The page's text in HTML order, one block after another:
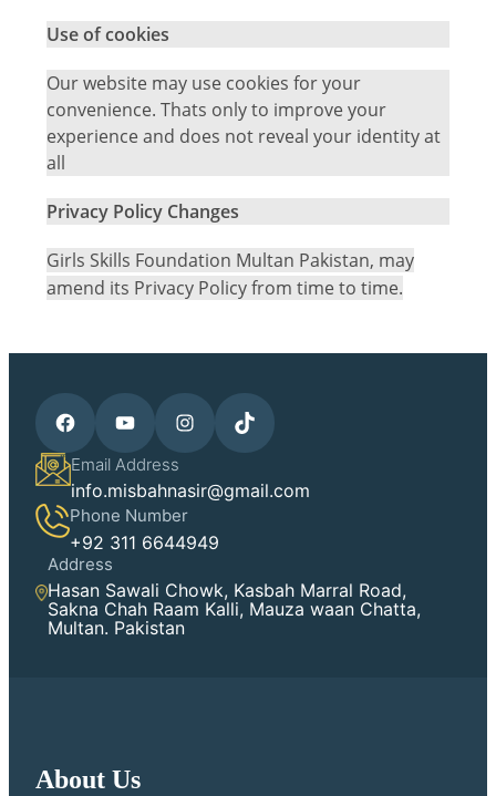
Use of cookies
Our website may use cookies for your
convenience. Thats only to improve your
experience and does not reveal your identity at
all
Privacy Policy Changes
Girls Skills Foundation Multan Pakistan, may
amend its Privacy Policy from time to time.
Email Address
info.misbahnasir@gmail.com
Phone Number
+92 311 6644949
Address
Hasan Sawali Chowk, Kasbah Marral Road,
Sakna Chah Raam Kalli, Mauza waan Chatta,
Multan. Pakistan
About Us